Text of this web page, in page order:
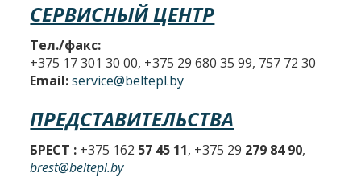
СЕРВИСНЫЙ ЦЕНТР
Тел./факс:
+375 17 301 30 00, +375 29 680 35 99, 757 72 30
Email: service@beltepl.by
ПРЕДСТАВИТЕЛЬСТВА
БРЕСТ : +375 162 57 45 11, +375 29 279 84 90,
brest@beltepl.by